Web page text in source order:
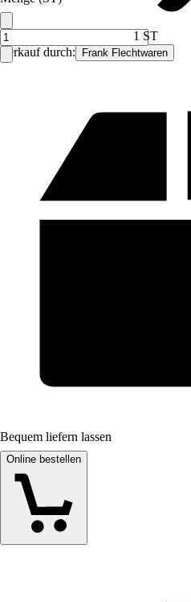
Verkauf durch: Frank Flechtwaren
1 ST
Bequem liefern lassen
Online bestellen